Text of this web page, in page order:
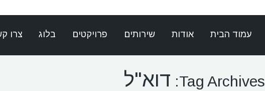
עמוד הבית אודות שירותים פרויקטים בלוג צרו
Tag Archives: דוא"ל